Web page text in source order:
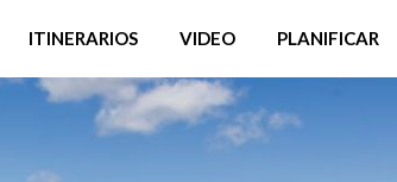
ITINERARIOS VIDEO PLANIFICAR